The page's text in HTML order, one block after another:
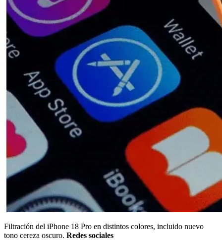
Filtración del iPhone 18 Pro en distintos colores, incluido nuevo
tono cereza oscuro. Redes sociales